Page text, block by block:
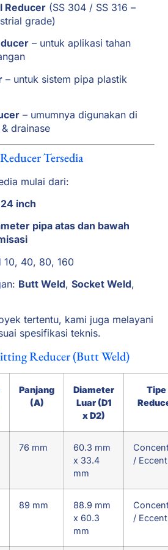
Reducer (SS 304 / SS 316 –
grade)
– untuk aplikasi tahan
– untuk sistem pipa plastik
– umumnya digunakan di
drainase
Tersedia
mulai dari:
inch
pipa atas dan bawah
10, 40, 80, 160
Butt Weld,Socket Weld,
tertentu, kami juga melayani
spesifikasi teknis.
Reducer (Butt Weld)
Panjang
(A)
Diameter
Luar (D1
x D2)
Tipe
76 mm
60.3 mm
x 33.4
mm
/
89 mm
88.9 mm
x 60.3
mm
/